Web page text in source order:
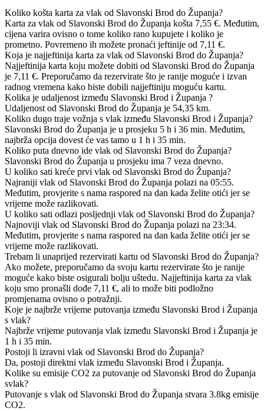
Koliko košta karta za vlak od Slavonski Brod do Županja?
Karta za vlak od Slavonski Brod do Županja košta 7,55 €. Međutim,
cijena varira ovisno o tome koliko rano kupujete i koliko je
prometno. Povremeno ih možete pronaći jeftinije od 7,11 €.
Koja je najjeftinija karta za vlak od Slavonski Brod do Županja?
Najjeftinija karta koju možete dobiti od Slavonski Brod do Županja
je 7,11 €. Preporučamo da rezervirate što je ranije moguće i izvan
radnog vremena kako biste dobili najjeftiniju moguću kartu.
Kolika je udaljenost između Slavonski Brod i Županja ?
Udaljenost od Slavonski Brod do Županja je 54,35 km.
Koliko dugo traje vožnja s vlak između Slavonski Brod i Županja?
Slavonski Brod do Županja je u prosjeku 5 h i 36 min. Međutim,
najbrža opcija dovest će vas tamo u 1 h i 35 min.
Koliko puta dnevno ide vlak od Slavonski Brod do Županja?
Slavonski Brod do Županja u prosjeku ima 7 veza dnevno.
U koliko sati kreće prvi vlak od Slavonski Brod do Županja?
Najraniji vlak od Slavonski Brod do Županja polazi na 05:55.
Međutim, provjerite s nama raspored na dan kada želite otići jer se
vrijeme može razlikovati.
U koliko sati odlazi posljednji vlak od Slavonski Brod do Županja?
Najnoviji vlak od Slavonski Brod do Županja polazi na 23:34.
Međutim, provjerite s nama raspored na dan kada želite otići jer se
vrijeme može razlikovati.
Trebam li unaprijed rezervirati kartu od Slavonski Brod do Županja?
Ako možete, preporučamo da svoju kartu rezervirate što je ranije
moguće kako biste osigurali bolju uštedu. Najjeftinija karta za vlak
koju smo pronašli dođe 7,11 €, ali to može biti podložno
promjenama ovisno o potražnji.
Koje je najbrže vrijeme putovanja između Slavonski Brod i Županja
s vlak?
Najbrže vrijeme putovanja vlak između Slavonski Brod i Županja je
1 h i 35 min.
Postoji li izravni vlak od Slavonski Brod do Županja?
Da, postoji direktni vlak između Slavonski Brod i Županja.
Kolike su emisije CO2 za putovanje od Slavonski Brod do Županja
svlak?
Putovanje s vlak od Slavonski Brod do Županja stvara 3.8kg emisije
CO2.